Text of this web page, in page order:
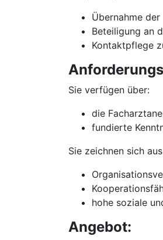
Übernahme
Beteiligung an
Kontaktpflege
Sie verfügen über:
die
fundierte
Sie zeichnen sich
hohe soziale
Angebot: